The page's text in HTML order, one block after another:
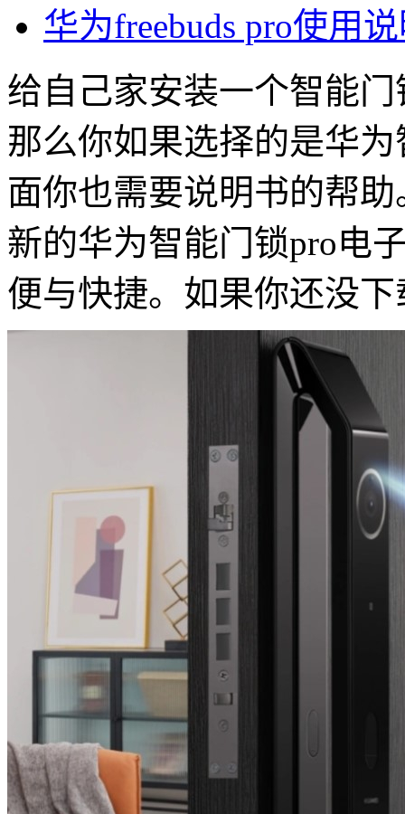
华为freebuds pro使用
给自己家安装一个智能
那么你如果选择的是华
面你也需要说明书的帮
新的华为智能门锁pro电
便与快捷。如果你还没